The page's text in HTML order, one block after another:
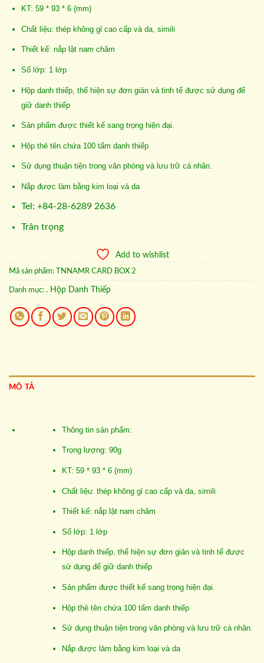
KT: 59 *93 * 6 (mm)
Chất liệu: thép không gỉ cao cấp và da, simili
Thiết kế: nắp lật nam châm
Số lớp: 1 lớp
Hộp danh thiếp, thể hiện sự đơn giản và tinh tế được sử dụng để
giữ danh thiếp
Sản phẩm được thiết kế sang trọng hiện đại.
Hộp thẻ tên chứa 100 tấm danh thiếp
Sử dụng thuận tiện trong văn phòng và lưu trữ cá nhân.
Nắp được làm bằng kim loại và da
Tel: +84-28-6289 2636
Trân trọng
Add to wishlist
Mã sản phẩm: TNNAMR CARD BOX 2
Danh mục: . Hộp Danh Thiếp
MÔ TẢ
Thông tin sản phẩm:
Trọng lượng: 90g
KT: 59 *93 * 6 (mm)
Chất liệu: thép không gỉ cao cấp và da, simili
Thiết kế: nắp lật nam châm
Số lớp: 1 lớp
Hộp danh thiếp, thể hiện sự đơn giản và tinh tế được
sử dụng để giữ danh thiếp
Sản phẩm được thiết kế sang trọng hiện đại.
Hộp thẻ tên chứa 100 tấm danh thiếp
Sử dụng thuận tiện trong văn phòng và lưu trữ cá nhân.
Nắp được làm bằng kim loại và da